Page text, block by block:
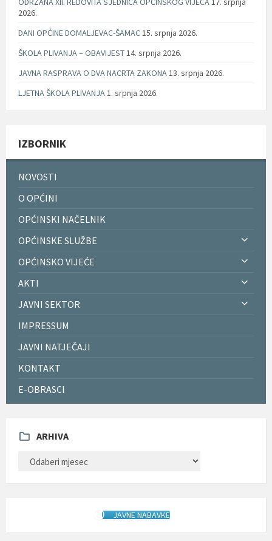
2026.
DANI OPĆINE DOMALJEVAC-ŠAMAC15. srpnja 2026.
ŠKOLA PLIVANJA – OBAVIJEST14. srpnja 2026.
JAVNA RASPRAVA O DVA NACRTA ZAKONA13. srpnja 2026.
LJETNA ŠKOLA PLIVANJA1. srpnja 2026.
IZBORNIK
NOVOSTI
O OPĆINI
OPĆINSKI NAČELNIK
OPĆINSKE SLUŽBE
OPĆINSKO VIJEĆE
AKTI
JAVNI SEKTOR
IMPRESSUM
JAVNI NATJEČAJI
KONTAKT
E-OBRASCI
ARHIVA
JAVNE NABAVKE